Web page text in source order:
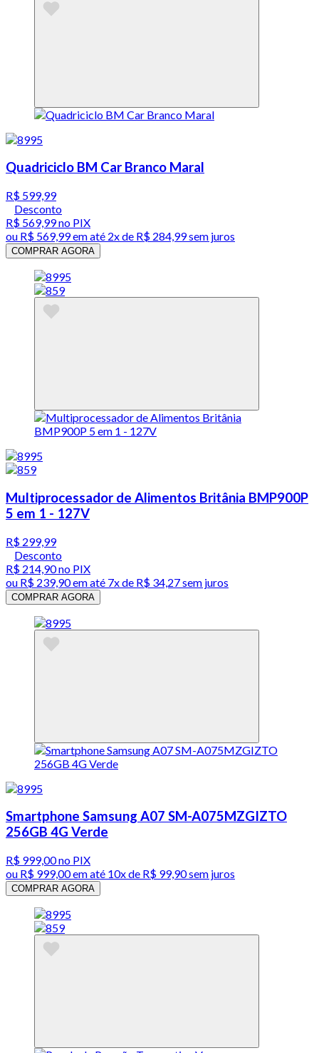
Quadriciclo BM Car Branco Maral
R$ 599,99
Desconto
R$ 569,99no PIX
ou R$ 569,99em até 2x de R$ 284,99 sem juros
COMPRAR AGORA
Multiprocessador de Alimentos Britânia BMP900P
5 em 1 - 127V
R$ 299,99
Desconto
R$ 214,90no PIX
ou R$ 239,90em até 7x de R$ 34,27 sem juros
COMPRAR AGORA
Smartphone Samsung A07 SM-A075MZGIZTO
256GB 4G Verde
R$ 999,00no PIX
ou R$ 999,00em até 10x de R$ 99,90 sem juros
COMPRAR AGORA